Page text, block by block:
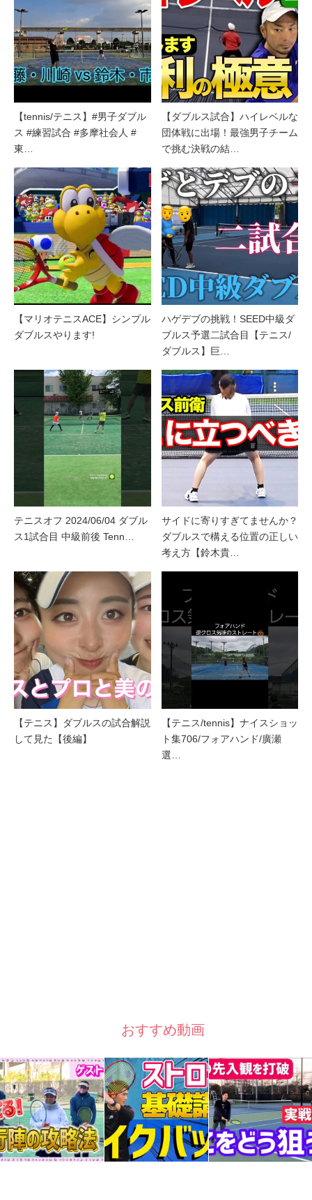
【tennis/テニス】#男子ダブル
ス #練習試合 #多摩社会人 #
東…
【ダブルス試合】ハイレベルな
団体戦に出場！最強男子チーム
で挑む決戦の結…
【マリオテニスACE】シンプル
ダブルスやります!
ハゲデブの挑戦！SEED中級ダ
ブルス予選二試合目【テニス/
ダブルス】巨…
テニスオフ 2024/06/04 ダブル
ス1試合目 中級前後 Tenn…
サイドに寄りすぎてませんか？
ダブルスで構える位置の正しい
考え方【鈴木貴…
【テニス】ダブルスの試合解説
して見た【後編】
【テニス/tennis】ナイスショッ
ト集706/フォアハンド/廣瀬
選…
おすすめ動画